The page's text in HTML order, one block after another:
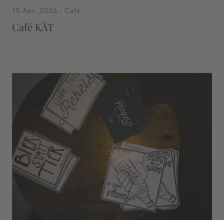
15.Apr..2026 . Café
Café KÄT